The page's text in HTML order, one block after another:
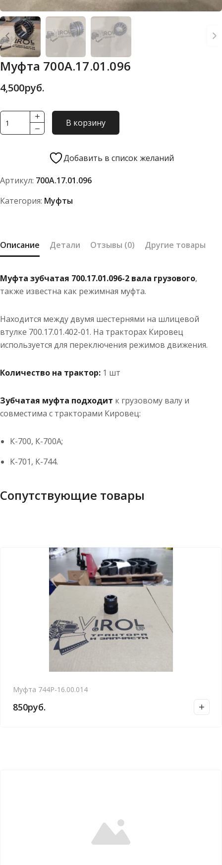
Муфта 700А.17.01.096
4,500руб.
Количество
товара
700А.17.01.096
В корзину
Добавить в список желаний
Артикул: 700А.17.01.096
Категория: Муфты
Описание Детали Отзывы (0) Другие товары
Муфта зубчатая 700.17.01.096-2 вала грузового,
также известна как режимная муфта.
Находится между двумя шестернями на шлицевой
втулке 700.17.01.402-01. На тракторах Кировец
используется для переключения режимов движения.
Количество на трактор: 1 шт
Зубчатая муфта подходит к грузовому валу и
совместима с тракторами Кировец:
К-700, К-700А;
К-701, К-744.
Сопутствующие товары
Муфта 744Р-16.00.014
850руб.